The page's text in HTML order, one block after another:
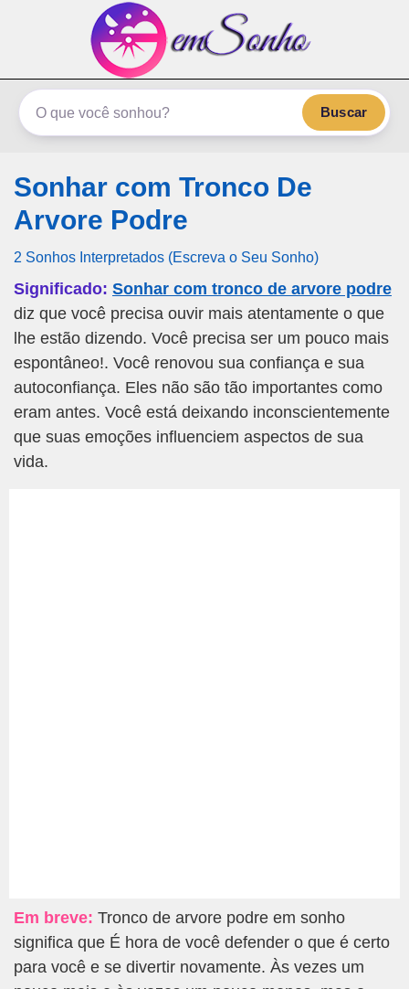
emSonho.com
Os sonhos significam mais
Buscar
Sonhar com Tronco De
Arvore Podre
2 Sonhos Interpretados (Escreva o Seu Sonho)
Significado: Sonhar com tronco de arvore podre
diz que você precisa ouvir mais atentamente o que
lhe estão dizendo. Você precisa ser um pouco mais
espontâneo!. Você renovou sua confiança e sua
autoconfiança. Eles não são tão importantes como
eram antes. Você está deixando inconscientemente
que suas emoções influenciem aspectos de sua
vida.
Em breve: Tronco de arvore podre em sonho
significa que É hora de você defender o que é certo
para você e se divertir novamente. Às vezes um